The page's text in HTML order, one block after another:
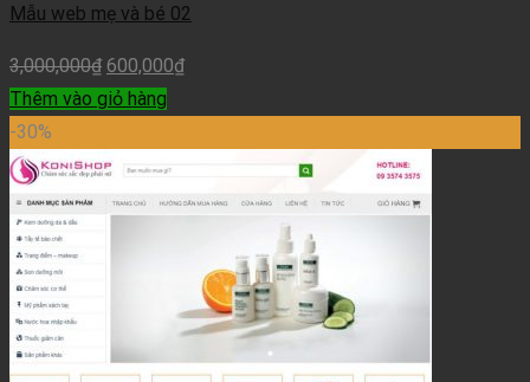
Mẫu web mẹ và bé 02
3,000,000₫ 600,000₫
Thêm vào giỏ hàng
-30%